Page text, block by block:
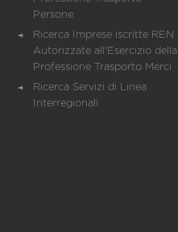
Persone
Ricerca Imprese iscritte REN
Autorizzate all'Esercizio della
Professione Trasporto Merci
Ricerca Servizi di Linea
Interregionali